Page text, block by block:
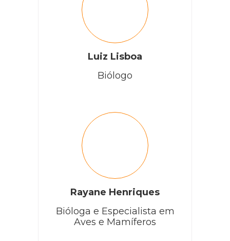
Luiz Lisboa
Biólogo
Rayane Henriques
Bióloga e Especialista em
Aves e Mamíferos